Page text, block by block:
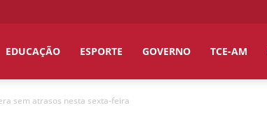
EDUCAÇÃO ESPORTE GOVERNO TCE-AM
sem atrasos nesta sexta-feira